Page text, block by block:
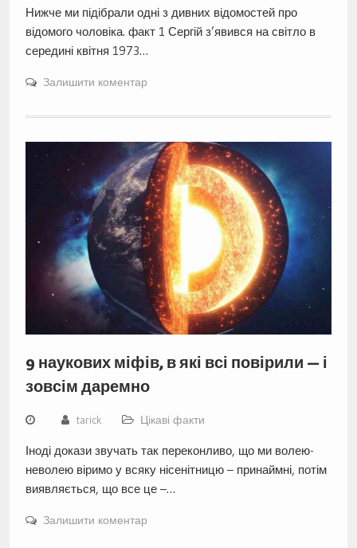
Нижче ми підібрали одні з дивних відомостей про
відомого чоловіка. факт 1 Сергій з’явився на світло в
середині квітня 1973…
Залишити коментар
9 наукових міфів, в які всі повірили — і
зовсім даремно
tarick Цікаві факти
Іноді докази звучать так переконливо, що ми волею-
неволею віримо у всяку нісенітницю – принаймні, потім
виявляється, що все це –…
Залишити коментар